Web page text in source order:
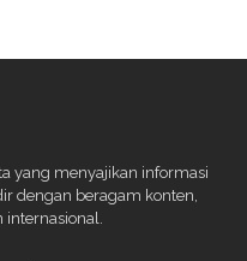
yang menyajikan informasi
dengan beragam konten,
internasional.